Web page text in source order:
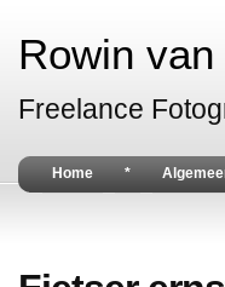
Rowin
Freelance
Home *